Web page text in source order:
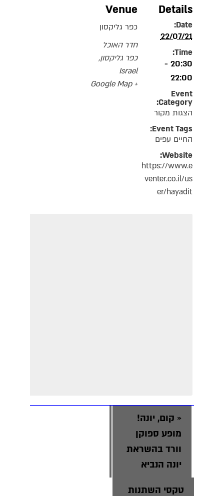
Details
Date:
22/07/21
Time:
20:30 -
22:00
Event
Category:
הצגות מקור
Event Tags:
החיים עפים
Website:
https://www.e
venter.co.il/us
er/hayadit
Venue
כפר גליקסון
חדר האוכל
כפר גליקסון,
Israel
+ Google Map
« קום, יונה!
מופע ספוקן
וורד בהשראת
יונה הנביא
טקסי השתנות